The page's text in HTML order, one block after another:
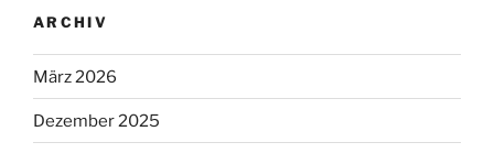
ARCHIV
März 2026
Dezember 2025